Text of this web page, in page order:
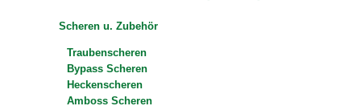
Scheren u. Zubehör
Traubenscheren
Bypass Scheren
Heckenscheren
Amboss Scheren